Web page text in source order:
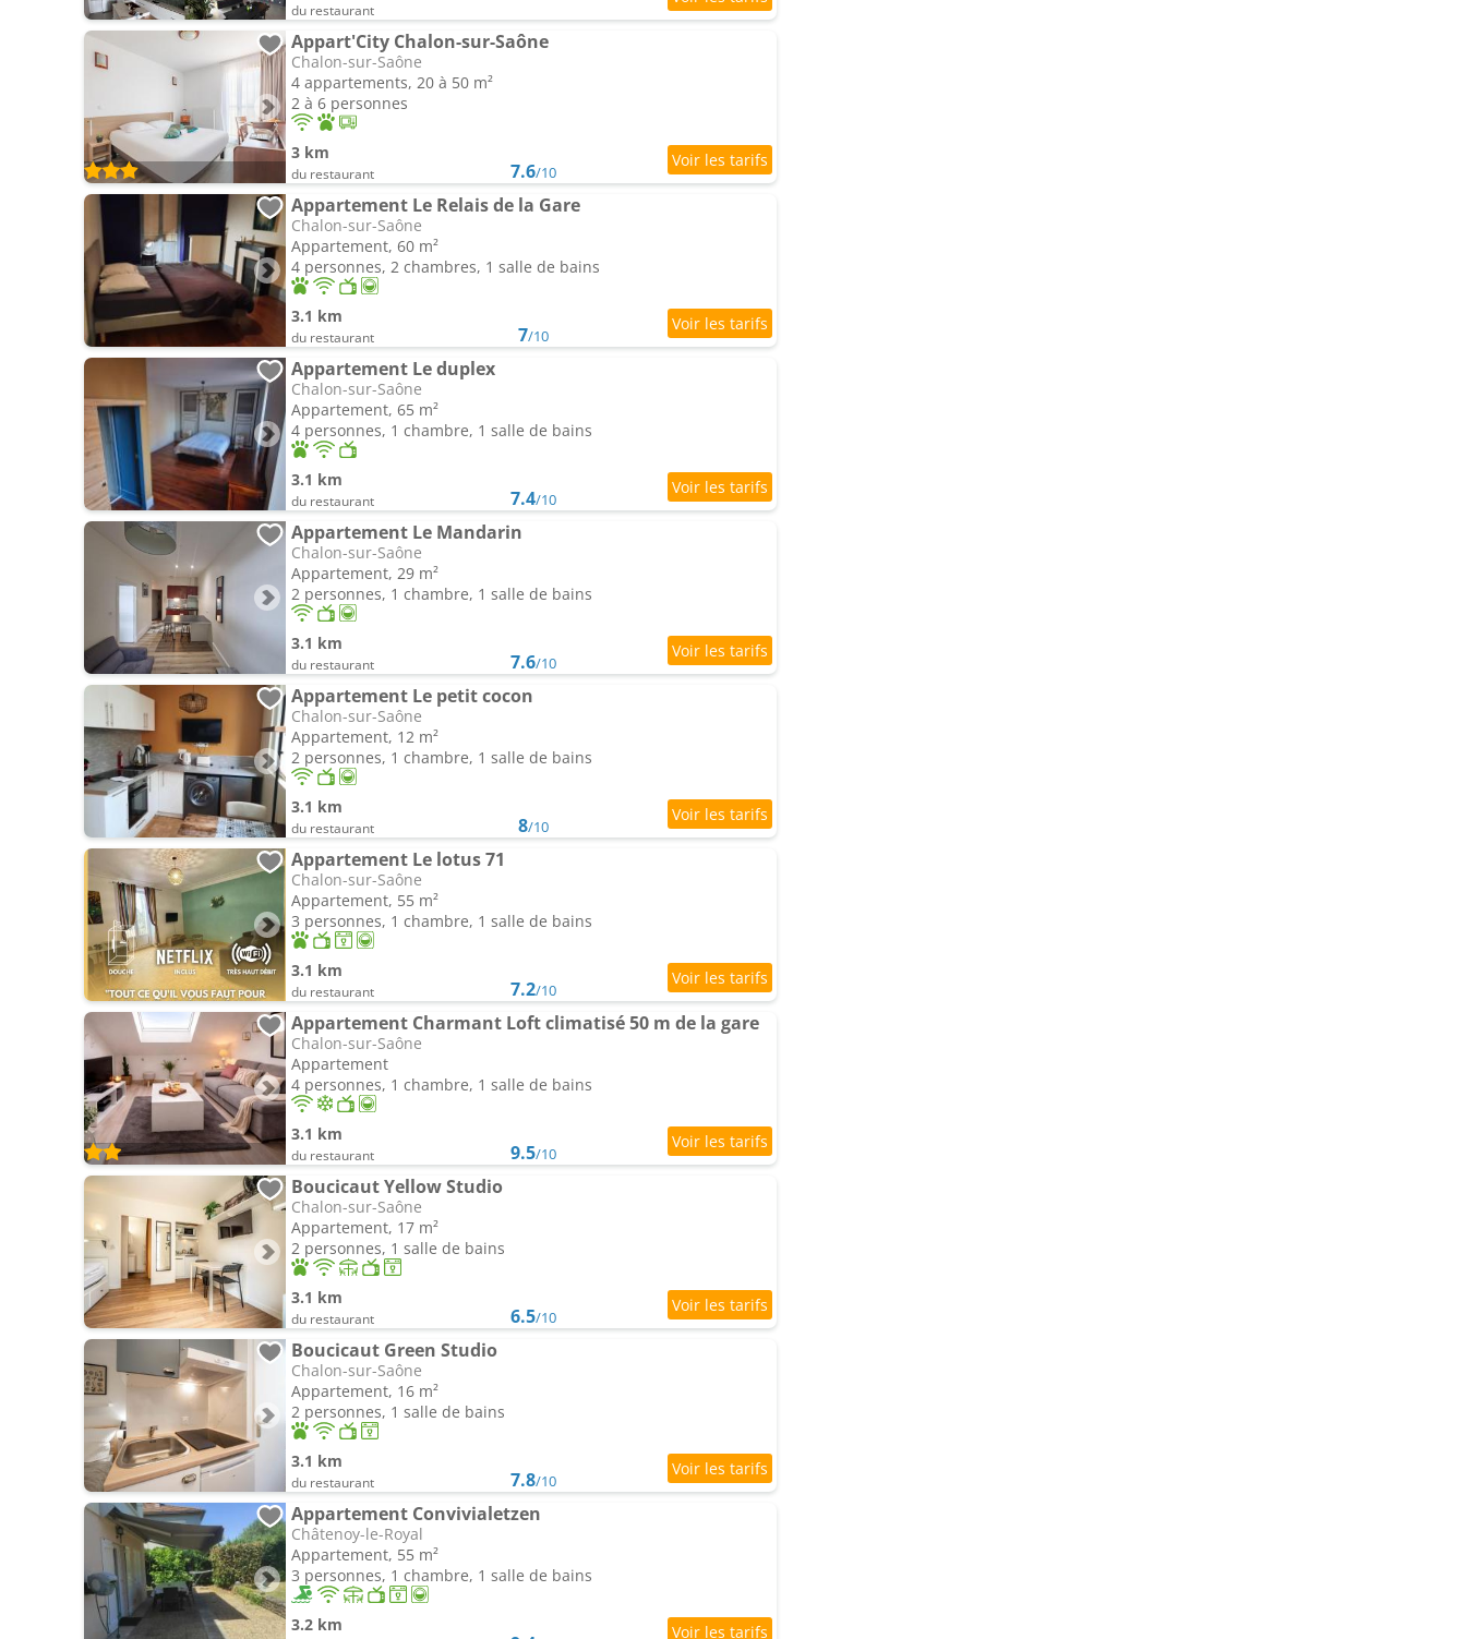
du restaurant
Appart'City Chalon-sur-Saône
Chalon-sur-Saône
4 appartements, 20 à 50 m²
2 à 6 personnes
3 km
du restaurant 7.6/10
Appartement Le Relais de la Gare
Chalon-sur-Saône
Appartement, 60 m²
4 personnes, 2 chambres, 1 salle de bains
3.1 km
du restaurant 7/10
Appartement Le duplex
Chalon-sur-Saône
Appartement, 65 m²
4 personnes, 1 chambre, 1 salle de bains
3.1 km
du restaurant 7.4/10
Appartement Le Mandarin
Chalon-sur-Saône
Appartement, 29 m²
2 personnes, 1 chambre, 1 salle de bains
3.1 km
du restaurant 7.6/10
Appartement Le petit cocon
Chalon-sur-Saône
Appartement, 12 m²
2 personnes, 1 chambre, 1 salle de bains
3.1 km
du restaurant 8/10
Appartement Le lotus 71
Chalon-sur-Saône
Appartement, 55 m²
3 personnes, 1 chambre, 1 salle de bains
3.1 km
du restaurant 7.2/10
Appartement Charmant Loft climatisé 50 m de la gare
Chalon-sur-Saône
Appartement
4 personnes, 1 chambre, 1 salle de bains
3.1 km
du restaurant 9.5/10
Boucicaut Yellow Studio
Chalon-sur-Saône
Appartement, 17 m²
2 personnes, 1 salle de bains
3.1 km
du restaurant 6.5/10
Boucicaut Green Studio
Chalon-sur-Saône
Appartement, 16 m²
2 personnes, 1 salle de bains
3.1 km
du restaurant 7.8/10
Appartement Convivialetzen
Châtenoy-le-Royal
Appartement, 55 m²
3 personnes, 1 chambre, 1 salle de bains
3.2 km